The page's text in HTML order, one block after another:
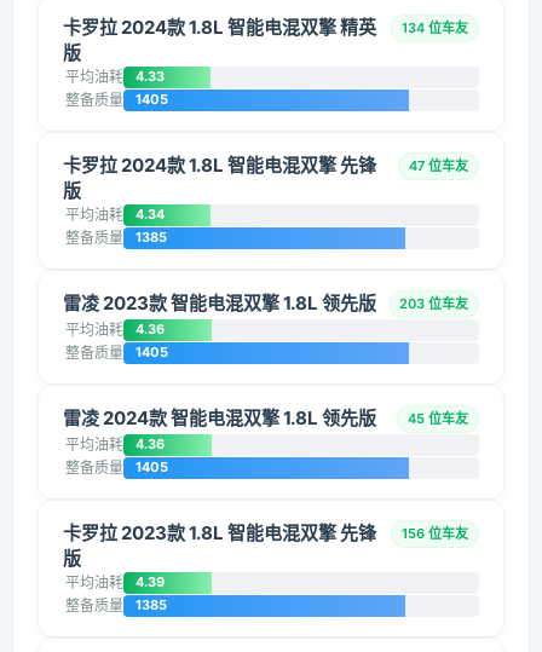
卡罗拉 2024款 1.8L 智能电混双擎 精英
版
134 位车友
平均油耗 4.33
整备质量 1405
卡罗拉 2024款 1.8L 智能电混双擎 先锋
版
47 位车友
平均油耗 4.34
整备质量 1385
雷凌 2023款 智能电混双擎 1.8L 领先版 203 位车友
平均油耗 4.36
整备质量 1405
雷凌 2024款 智能电混双擎 1.8L 领先版 45 位车友
平均油耗 4.36
整备质量 1405
卡罗拉 2023款 1.8L 智能电混双擎 先锋
版
156 位车友
平均油耗 4.39
整备质量 1385